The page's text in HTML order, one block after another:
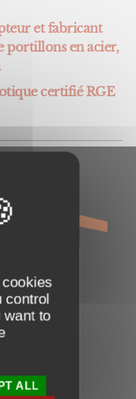
et fabricant
portillons en acier,
certifié RGE
control
want to
ALL